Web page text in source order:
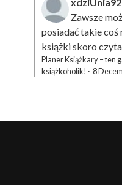
Zawsze
posiadać takie coś
książki skoro
Planer Książkary – ten
książkoholik! · 8